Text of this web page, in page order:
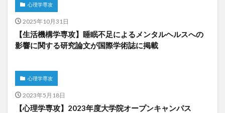
心理学専攻
2025年10月31日
【生活機構学専攻】睡眠不足によるメンタルヘルスへの
影響に関する研究論文が国際学術誌に掲載
心理学専攻
2023年5月18日
【心理学専攻】2023年度大学院オープンキャンパス